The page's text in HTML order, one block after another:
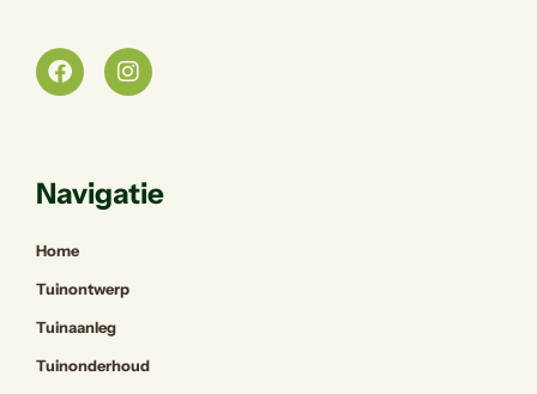
Navigatie
Home
Tuinontwerp
Tuinaanleg
Tuinonderhoud